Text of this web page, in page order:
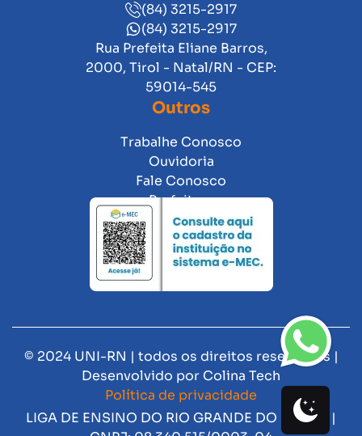
(84) 3215-2917
(84) 3215-2917
Rua Prefeita Eliane Barros,
2000, Tirol - Natal/RN - CEP:
59014-545
Outros
Trabalhe Conosco
Ouvidoria
Fale Conosco
Prefeitura
© 2024 UNI-RN | todos os direitos reservados |
Desenvolvido por Colina Tech
Política de privacidade
LIGA DE ENSINO DO RIO GRANDE DO NORTE |